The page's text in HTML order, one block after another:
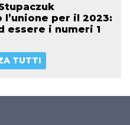
l’unione per il 2023:
essere i numeri 1
TUTTI